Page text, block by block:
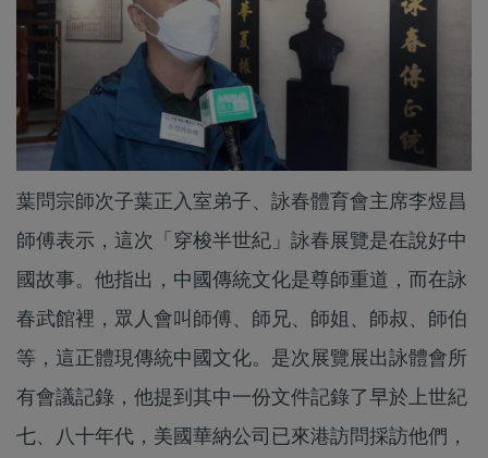
葉問宗師次子葉正入室弟子、詠春體育會主席李煜昌
師傅表示，這次「穿梭半世紀」詠春展覽是在說好中
國故事。他指出，中國傳統文化是尊師重道，而在詠
春武館裡，眾人會叫師傅、師兄、師姐、師叔、師伯
等，這正體現傳統中國文化。是次展覽展出詠體會所
有會議記錄，他提到其中一份文件記錄了早於上世紀
七、八十年代，美國華納公司已來港訪問採訪他們，